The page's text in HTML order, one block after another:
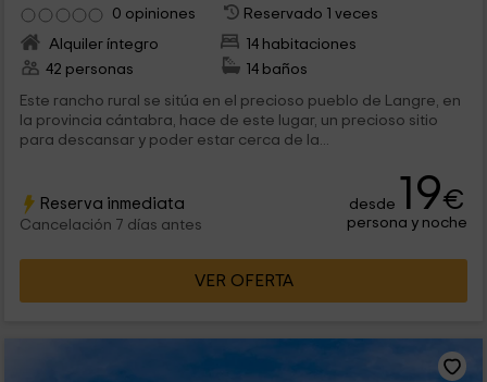
0 opiniones
Reservado 1 veces
Alquiler íntegro
14 habitaciones
42 personas
14 baños
Este rancho rural se sitúa en el precioso pueblo de Langre, en
la provincia cántabra, hace de este lugar, un precioso sitio
para descansar y poder estar cerca de la...
Reserva inmediata
Cancelación 7 días antes
desde 19€
persona y noche
VER OFERTA